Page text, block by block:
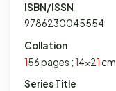
ISBN/ISSN
9786230045554
Collation
156 pages ; 14x21 cm
Series Title